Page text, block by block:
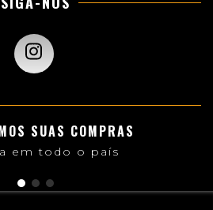
SUAS COMPRAS
em todo o país